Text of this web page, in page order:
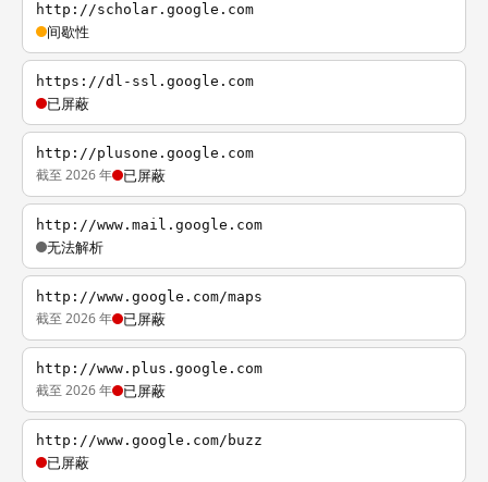
http://scholar.google.com
间歇性
https://dl-ssl.google.com
已屏蔽
http://plusone.google.com
截至 2026 年 已屏蔽
http://www.mail.google.com
无法解析
http://www.google.com/maps
截至 2026 年 已屏蔽
http://www.plus.google.com
截至 2026 年 已屏蔽
http://www.google.com/buzz
已屏蔽